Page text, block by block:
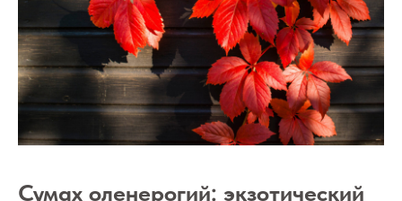
Сумах оленерогий: экзотический